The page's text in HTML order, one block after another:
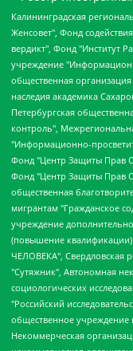
Калининградская региональная общественная организация "Экозащита!-Женсовет", Фонд содействия защите прав и свобод граждан "Общественный вердикт", Фонд "Институт Развития Свободы Информации", Частное учреждение "Информационное агентство МЕМО. РУ", Региональная общественная организация "Общественная комиссия по сохранению наследия академика Сахарова", Фонд поддержки свободы прессы, Санкт-Петербургская общественная правозащитная организация "Гражданский контроль", Межрегиональная общественная организация "Информационно-просветительский центр "Мемориал", Региональный Фонд "Центр Защиты Прав Средств Массовой Информации", с 05.12.2023 Фонд "Центр Защиты Прав Средств массовой информации", Региональная общественная благотворительная организация помощи беженцам и мигрантам "Гражданское содействие", Негосударственное образовательное учреждение дополнительного профессионального образования (повышение квалификации) специалистов "АКАДЕМИЯ ПО ПРАВАМ ЧЕЛОВЕКА", Свердловская региональная общественная организация "Сутяжник", Автономная некоммерческая организация "Центр независимых социологических исследований", Союз общественных объединений "Российский исследовательский центр по правам человека", Региональное общественное учреждение научно-информационный центр "МЕМОРИАЛ", Некоммерческая организация "Фонд защиты гласности", Автономная некоммерческая организация "Институт прав человека", Городская общественная организация "Екатеринбургское общество "МЕМОРИАЛ", Городская общественная организация "Рязанское историко-просветительское и правозащитное общество "Мемориал" (Рязанский Мемориал), Челябинский региональный орган общественной самодеятельности – женское общественное объединение "Женщины Евразии", Челябинский региональный орган общественной самодеятельности "Уральская правозащитная группа", Фонд содействия защите здоровья и социальной справедливости имени Андрея Рылькова, Автономная Некоммерческая Организация "Аналитический Центр Юрия Левады", Автономная некоммерческая организация социальной поддержки населения "Проект Апрель", Региональная общественная организация помощи женщинам и детям, находящимся в кризисной ситуации "Информационно-методический центр "Анна", Фонд содействия развитию массовых коммуникаций и правовому просвещению "Так-так-Так", Фонд содействия устойчивому развитию "Серебряная тайга", Свердловский региональный общественный фонд социальных проектов "Новое время", "Idel.Реалии", Кавказ.Реалии, Крым.Реалии, Телеканал Настоящее Время, Татаро-башкирская служба Радио Свобода (Azatliq Radiosi), Радио Свободная Европа/Радио Свобода (PCE/PC), "Сибирь.Реалии", "Фактограф", Благотворительный фонд помощи осужденным и их семьям, Автономная некоммерческая организация "Институт глобализации и социальных движений", Фонд "В защиту прав заключенных", Частное учреждение "Центр поддержки и содействия развитию средств массовой информации", Пензенский региональный общественный благотворительный фонд "Гражданский союз", "Север.Реалии", Некоммерческая организация Фонд "Правовая инициатива", Общество с ограниченной ответственностью "Радио Свободная Европа/Радио Свобода", Чешское информационное агентство "MEDIUM-ORIENT", Красноярская региональная общественная организация "Мы против СПИДа", Камалягин Денис Николаевич, Маркелов Сергей Евгеньевич, Пономарев Лев Александрович, Савицкая Людмила Алексеевна, Автономная некоммерческая организация "Центр по работе с проблемой насилия "НАСИЛИЮ.НЕТ", Межрегиональный профессиональный союз работников здравоохранения "Альянс врачей", Юридическое лицо, зарегистрированное в Латвийской Республике, SIA "Medusa Project" (регистрационный номер 40103797863, дата регистрации